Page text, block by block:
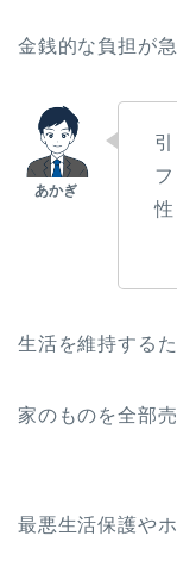
金銭的な負担が
性
生活を維持する
家のものを全部
最悪生活保護や